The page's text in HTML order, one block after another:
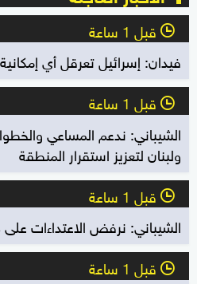
l قبل 1 ساعة
فيدان: إسرائيل تعرقل أي
l قبل 1 ساعة
الشيباني: ندعم المساعي
ولبنان لتعزيز استقرار المنطقة
l قبل 1 ساعة
الشيباني: نرفض الاعتداءات على
l قبل 1 ساعة